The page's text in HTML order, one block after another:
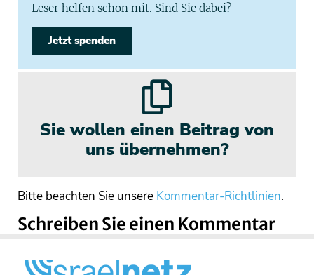
Leser helfen schon mit. Sind Sie dabei?
Jetzt spenden
Sie wollen einen Beitrag von
uns übernehmen?
Bitte beachten Sie unsere Kommentar-Richtlinien.
Schreiben Sie einen Kommentar